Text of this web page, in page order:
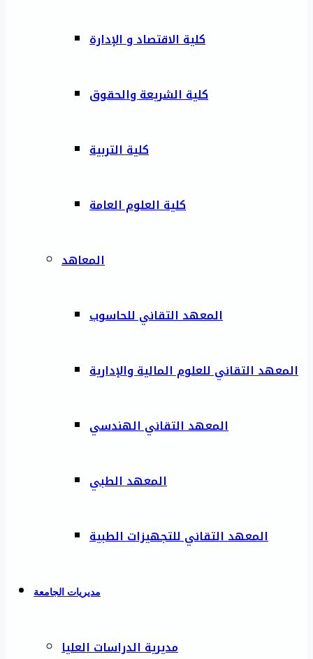
كلية الاقتصاد و الإدارة
كلية الشريعة والحقوق
كلية التربية
كلية العلوم العامة
المعاهد
المعهد التقاني للحاسوب
المعهد التقاني للعلوم المالية والإدارية
المعهد التقاني الهندسي
المعهد الطبي
المعهد التقاني للتجهيزات الطبية
مديريات الجامعة
مديرية الدراسات العليا